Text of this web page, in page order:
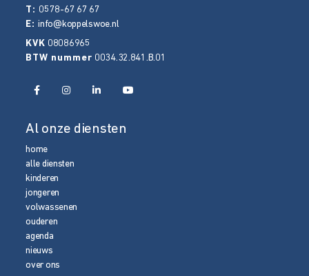
T: 0578-67 67 67
E:info@koppelswoe.nl
KVK 08086965
BTW nummer 0034.32.841.B.01
Al onze diensten
home
alle diensten
kinderen
jongeren
volwassenen
ouderen
agenda
nieuws
over ons